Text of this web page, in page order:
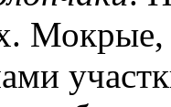
Мокрые,